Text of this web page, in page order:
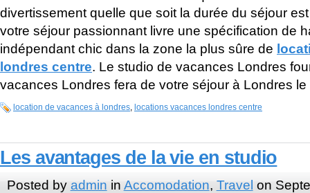
divertissement quelle que soit la durée du séjour
votre séjour passionnant livre une spécification de
indépendant chic dans la zone la plus sûre de
londres centre. Le studio de vacances Londres
vacances Londres fera de votre séjour à Londres le
location de vacances à londres locations vacances londres centre
Les avantages de la vie en studio
Posted by admin in Accomodation, Travel on